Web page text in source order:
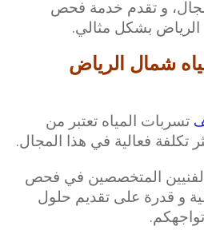
و تقدم خدمة فحص
بشكل مثالي.
شمال الرياض
تسربات المياه تعتبر من
تكلفة فعالية في هذا المجال.
المتخصصين في فحص
و قدرة على تقديم حلول